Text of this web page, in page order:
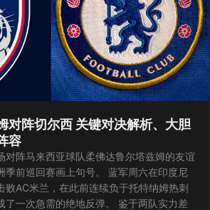
对阵切尔西 关键对决解析、大胆
容
对阵马来西亚球队柔佛达鲁尔塔兹姆的友谊
季前巡回赛画上句号。 蓝军周六在印度尼
败AC米兰，在此前连续负于托特纳姆热刺
了一次急需的绝地反弹。 鉴于两队实力差